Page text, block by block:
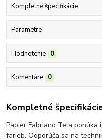
Kompletné špecifikácie
Parametre
Hodnotenie 0
Komentáre 0
Kompletné
Papier Fabriano Tela
farieb. Odporúča sa na